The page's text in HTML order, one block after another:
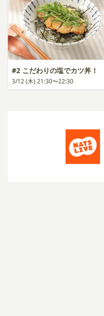
#2 こだわりの塩でカツ丼！
3/12 (木) 21:30〜22:30